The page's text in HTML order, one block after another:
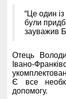
“Це один із
були
зауважив
Отець
Івано-
Є все
допомогу.